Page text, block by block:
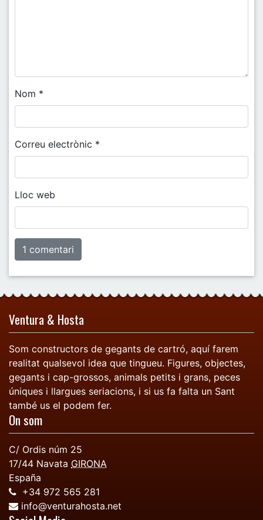
Nom *
Correu electrònic *
Lloc web
Ventura & Hosta
Som constructors de gegants de cartró, aquí farem
realitat qualsevol idea que tingueu. Figures, objectes,
gegants i cap-grossos, animals petits i grans, peces
úniques i llargues seriacions, i si us fa falta un Sant
també us el podem fer.
On som
C/ Ordis núm 25
17/44 Navata GIRONA
España
+34 972 565 281
info@venturahosta.net